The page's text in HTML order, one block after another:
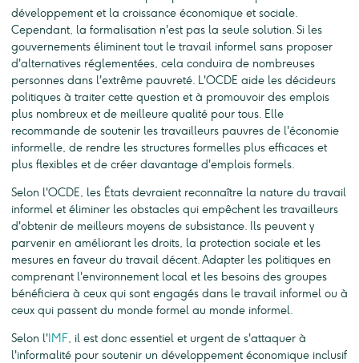
développement et la croissance économique et sociale.
Cependant, la formalisation n'est pas la seule solution. Si les
gouvernements éliminent tout le travail informel sans proposer
d'alternatives réglementées, cela conduira de nombreuses
personnes dans l'extrême pauvreté. L'OCDE aide les décideurs
politiques à traiter cette question et à promouvoir des emplois
plus nombreux et de meilleure qualité pour tous. Elle
recommande de soutenir les travailleurs pauvres de l'économie
informelle, de rendre les structures formelles plus efficaces et
plus flexibles et de créer davantage d'emplois formels.
Selon l'OCDE, les États devraient reconnaître la nature du travail
informel et éliminer les obstacles qui empêchent les travailleurs
d'obtenir de meilleurs moyens de subsistance. Ils peuvent y
parvenir en améliorant les droits, la protection sociale et les
mesures en faveur du travail décent. Adapter les politiques en
comprenant l'environnement local et les besoins des groupes
bénéficiera à ceux qui sont engagés dans le travail informel ou à
ceux qui passent du monde formel au monde informel.
Selon l' IMF, il est donc essentiel et urgent de s'attaquer à
l'informalité pour soutenir un développement économique inclusif